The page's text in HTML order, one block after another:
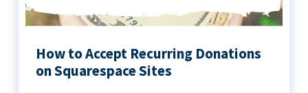
How to Accept Recurring Donations
on Squarespace Sites